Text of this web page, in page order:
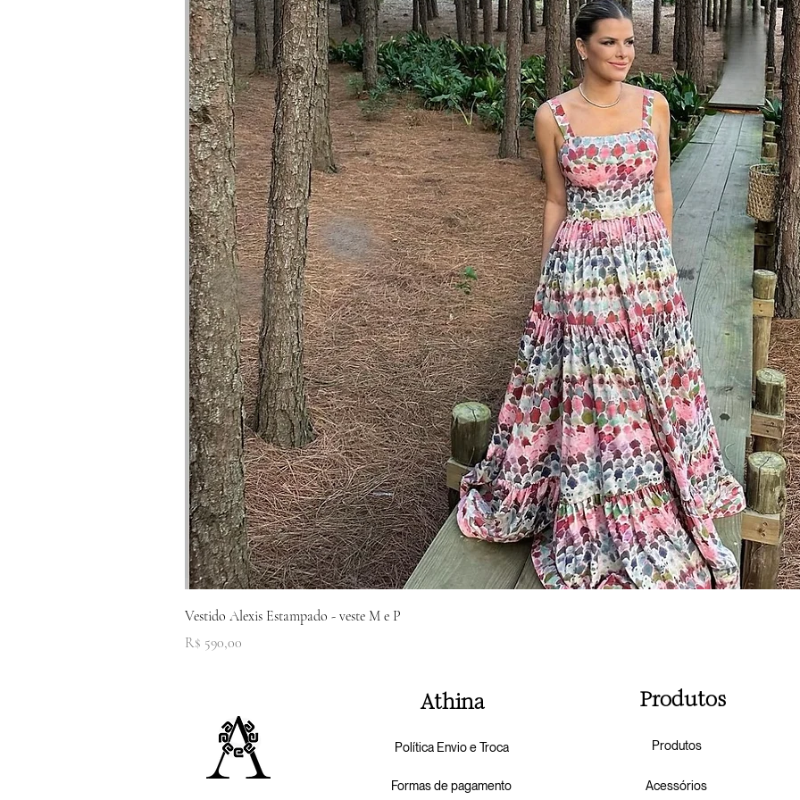
Vestido Alexis Estampado - veste M e P
Preço
R$ 590,00
Athina
Política Envio e Troca
Formas de pagamento
Produtos
Produtos
Acessórios